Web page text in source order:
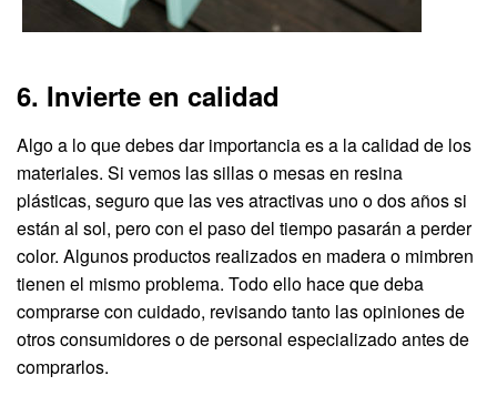
6. Invierte en calidad
Algo a lo que debes dar importancia es a la calidad de los
materiales. Si vemos las sillas o mesas en resina
plásticas, seguro que las ves atractivas uno o dos años si
están al sol, pero con el paso del tiempo pasarán a perder
color. Algunos productos realizados en madera o mimbren
tienen el mismo problema. Todo ello hace que deba
comprarse con cuidado, revisando tanto las opiniones de
otros consumidores o de personal especializado antes de
comprarlos.